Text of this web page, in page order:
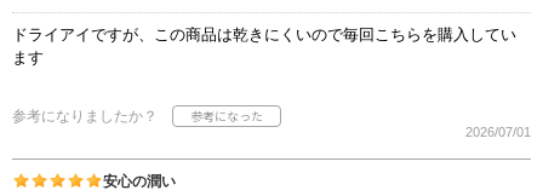
ドライアイですが、この商品は乾きにくいので毎回こちらを購入してい
ます
参考になりましたか？
2026/07/01
安心の潤い